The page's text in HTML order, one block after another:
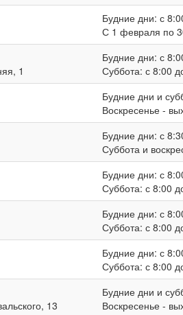
Будние дни: с
С 1 февраля по
1
Будние дни: с
Суббота: с 8:00
Будние дни и
Воскресенье -
Будние дни: с
Суббота и
Будние дни: с
Суббота: с 8:00
Будние дни: с
Суббота: с 8:00
Будние дни: с
Суббота: с 8:00
13
Будние дни и
Воскресенье -